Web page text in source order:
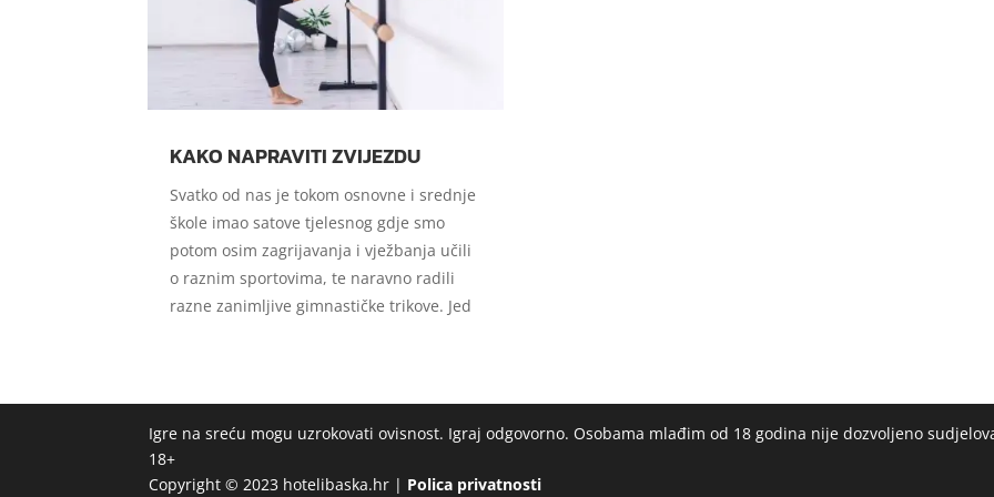
KAKO NAPRAVITI ZVIJEZDU
Svatko od nas je tokom osnovne i srednje
škole imao satove tjelesnog gdje smo
potom osim zagrijavanja i vježbanja učili
o raznim sportovima, te naravno radili
razne zanimljive gimnastičke trikove. Jed
Igre na sreću mogu uzrokovati ovisnost. Igraj odgovorno. Osobama mlađim od 18 godina nije dozvoljeno
18+
Copyright © 2023 hotelibaska.hr | Polica privatnosti